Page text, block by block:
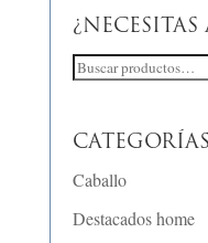
¿NECESITAS
Buscar
Caballo
Destacados home